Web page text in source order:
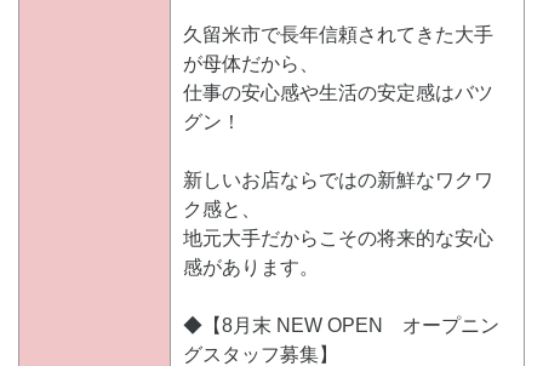
久留米市で長年信頼されてきた大手
が母体だから、
仕事の安心感や生活の安定感はバツ
グン！
新しいお店ならではの新鮮なワクワ
ク感と、
地元大手だからこその将来的な安心
感があります。
◆【8月末 NEW OPEN オープニン
グスタッフ募集】